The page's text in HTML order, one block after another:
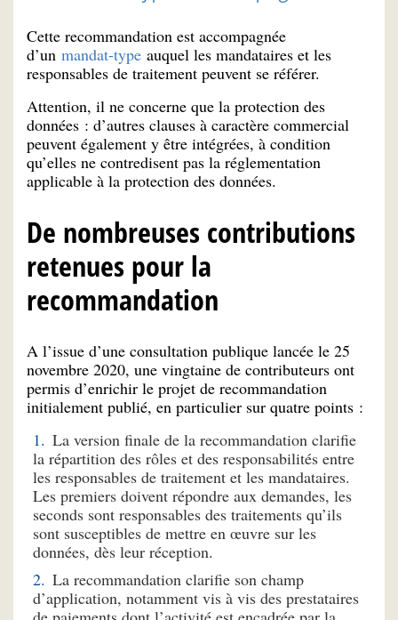
Cette recommandation est accompagnée
d’un mandat-type auquel les mandataires et les
responsables de traitement peuvent se référer.
Attention, il ne concerne que la protection des
données : d’autres clauses à caractère commercial
peuvent également y être intégrées, à condition
qu’elles ne contredisent pas la réglementation
applicable à la protection des données.
De nombreuses contributions
retenues pour la
recommandation
A l’issue d’une consultation publique lancée le 25
novembre 2020, une vingtaine de contributeurs ont
permis d’enrichir le projet de recommandation
initialement publié, en particulier sur quatre points :
La version finale de la recommandation clarifie
la répartition des rôles et des responsabilités entre
les responsables de traitement et les mandataires.
Les premiers doivent répondre aux demandes, les
seconds sont responsables des traitements qu’ils
sont susceptibles de mettre en œuvre sur les
données, dès leur réception.
La recommandation clarifie son champ
d’application, notamment vis à vis des prestataires